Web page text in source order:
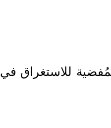
للاستغراق في